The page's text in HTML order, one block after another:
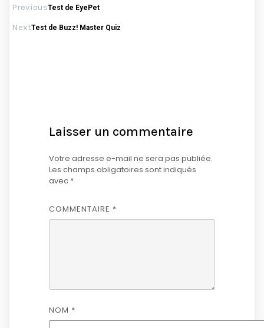
PreviousTest de EyePet
NextTest de Buzz! Master Quiz
Laisser un commentaire
Votre adresse e-mail ne sera pas publiée.
Les champs obligatoires sont indiqués
avec *
COMMENTAIRE *
NOM *